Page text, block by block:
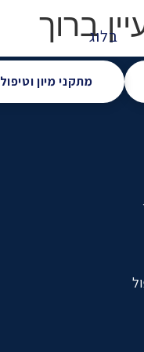
בלוג
מתקני מיון וטיפול
ברוך